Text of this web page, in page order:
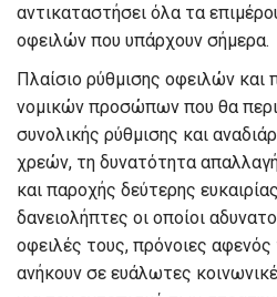
αντικαταστήσει όλα τα
οφειλών που υπάρχουν σήμερα.
Πλαίσιο ρύθμισης οφειλών
νομικών προσώπων που θα
συνολικής ρύθμισης και
χρεών, τη δυνατότητα
και παροχής δεύτερης
δανειολήπτες οι οποίοι
οφειλές τους, πρόνοιες αφενός
ανήκουν σε ευάλωτες